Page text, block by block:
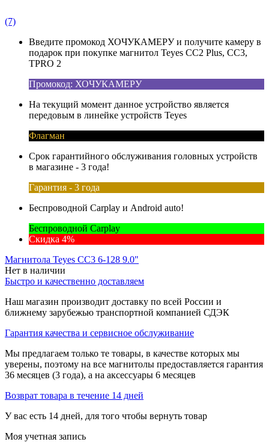
(7)
Введите промокод ХОЧУКАМЕРУ и получите камеру в
подарок при покупке магнитол Teyes CC2 Plus, CC3,
TPRO 2
Промокод: ХОЧУКАМЕРУ
На текущий момент данное устройство является
передовым в линейке устройств Teyes
Флагман
Срок гарантийного обслуживания головных устройств
в магазине - 3 года!
Гарантия - 3 года
Беспроводной Carplay и Android auto!
Беспроводной Carplay
Скидка 4%
Магнитола Teyes CC3 6-128 9.0"
Нет в наличии
Быстро и качественно доставляем
Наш магазин производит доставку по всей России и
ближнему зарубежью транспортной компанией СДЭК
Гарантия качества и сервисное обслуживание
Мы предлагаем только те товары, в качестве которых мы
уверены, поэтому на все магнитолы предоставляется гарантия
36 месяцев (3 года), а на аксессуары 6 месяцев
Возврат товара в течение 14 дней
У вас есть 14 дней, для того чтобы вернуть товар
Моя учетная запись